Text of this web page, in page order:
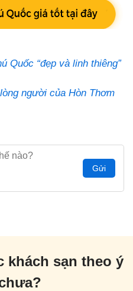
Quốc “đẹp và linh thiêng”
người của Hòn Thơm
Gửi
khách sạn theo ý